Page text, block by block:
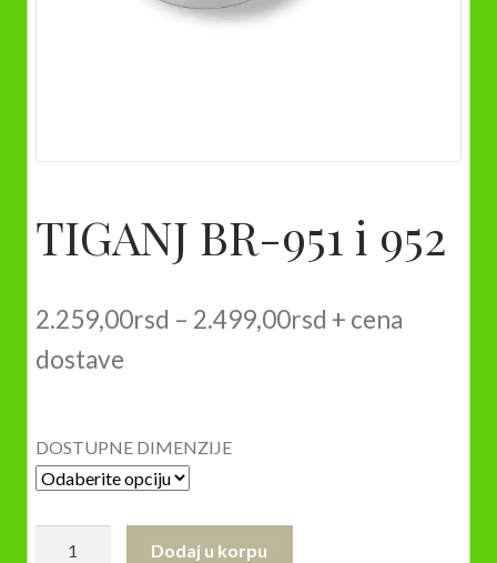
TIGANJ BR-951 i 952
2.259,00rsd – 2.499,00rsd Raspon
+ cena
dostave
DOSTUPNE DIMENZIJE
Dodaj u korpu